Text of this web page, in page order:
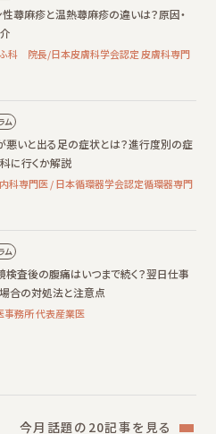
性蕁麻疹と温熱蕁麻疹の違いは？原因・
科 院長/日本皮膚科学会認定 皮膚科専門
ム
悪いと出る足の症状とは？進行度別の症
に行くか解説
科専門医 / 日本循環器学会認定循環器専門
ム
検査後の腹痛はいつまで続く？翌日仕事
合の対処法と注意点
事務所 代表産業医
今月話題の20記事を見る